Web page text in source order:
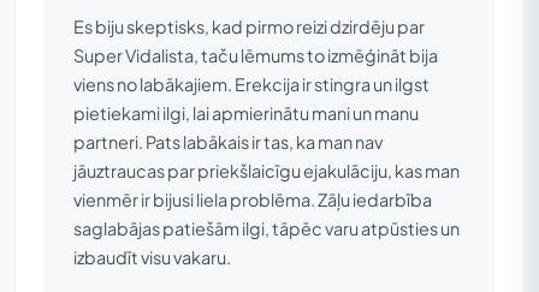
Es biju skeptisks, kad pirmo reizi dzirdēju par
Super Vidalista, taču lēmums to izmēģināt bija
viens no labākajiem. Erekcija ir stingra un ilgst
pietiekami ilgi, lai apmierinātu mani un manu
partneri. Pats labākais ir tas, ka man nav
jāuztraucas par priekšlaicīgu ejakulāciju, kas man
vienmēr ir bijusi liela problēma. Zāļu iedarbība
saglabājas patiešām ilgi, tāpēc varu atpūsties un
izbaudīt visu vakaru.